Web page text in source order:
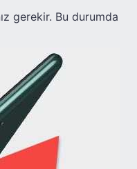
gerekir. Bu durumda